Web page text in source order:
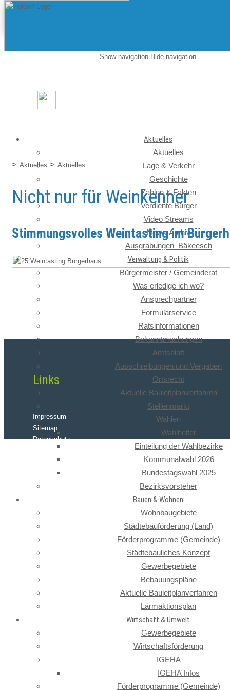
Show navigation Hide navigation
Aktuelles
Aktuelles
Lage & Verkehr
Geschichte
Zahlen & Fakten
Verdiente Bürger
Video Streams
News-Archiv
Ausgrabungen_Bäkeesch
Verwaltung & Politik
Bürgermeister / Gemeinderat
Was erledige ich wo?
Ansprechpartner
Formularservice
Ratsinformationen
Bekanntmachungen
Amtsblatt
Ausschreibungen und Vergaben
Ortsrecht
Aktuelle Bauleitplanverfahren
Stellenmarkt
Wahlen
Wahlhelfer
Einteilung der Wahlbezirke
Kommunalwahl 2026
Bundestagswahl 2025
Bezirksvorsteher
Bauen & Wohnen
Wohnbaugebiete
Städtebauförderung (Land)
Förderprogramme (Gemeinde)
Städtebauliches Konzept
Gewerbegebiete
Bebauungspläne
Aktuelle Bauleitplanverfahren
Lärmaktionsplan
Wirtschaft & Umwelt
Gewerbegebiete
Wirtschaftsförderung
IGEHA
IGEHA Infos
Förderprogramme (Gemeinde)
> Aktuelles > Aktuelles
Nicht nur für Weinkenner
Stimmungsvolles Weintasting im
Links
Impressum
Sitemap
Datenschutz